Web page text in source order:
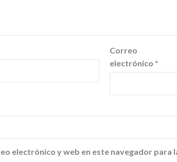
Correo
electrónico *
electrónico y web en este navegador para